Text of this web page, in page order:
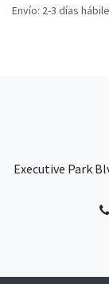
Envío: 2-3 días
Executive Park